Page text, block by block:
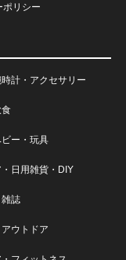
ポリシー
計・アクセサリー
ー・玩具
日用雑貨・DIY
誌
ウトドア